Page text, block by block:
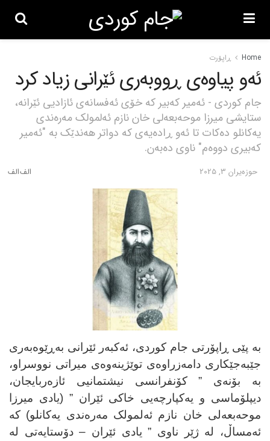
Home ڕاپۆرت
ئەو پیاوەی ڕووبەری ئێرانی زیاد کرد
جام کوردی - ئەمیر کەبیر کە خۆی ئەفسانەی ئازادیی ئێرانە،
ستایشی میرزا موحەبعەلی خان نازم ئەلمولک مەرەندی
یەکانلو دەکات تا ئەو ڕادەیەی کە دواتر هەندێک بە "ئەمیر
کەبیری دووەم" ناوی دەبەن.
حوزه‌یران 3, 2025
بە پێی ڕاپۆرتی جام کوردی، ئەکبەر ئێرانی بەڕێوەبەری
جێبەجێکاری دامەزراوەی توێژینەوەی میراتی نووسراو،
بە بۆنەی ” کۆنفرانسی نیشتمانیی ئازەربایجان،
دیپلۆماسی و یەکپارچەیی خاکی ئێران ” (یادی میرزا
موحەبعەلی خان نازم ئەلمولک مەرەندی یەکانلو) کە
ئەمساڵ، لە ژێر ناوی ” یادی ئێران – دۆستایەتی لە